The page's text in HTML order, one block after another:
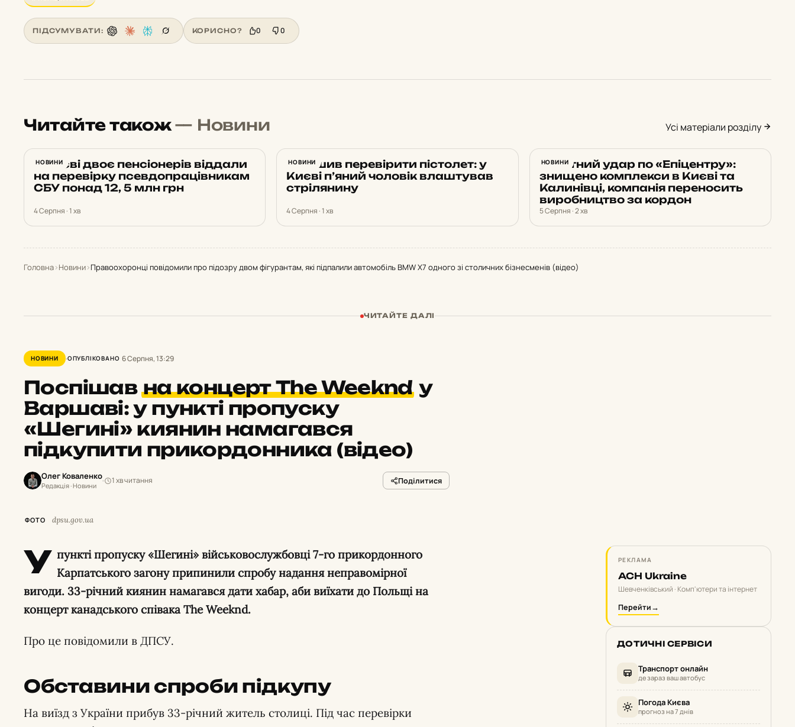
ПІДСУМУВАТИ: КОРИСНО? 0 0
Читайте також— Новини Усі матеріали розділу
НОВИНИ
У Києві двоє пенсіонерів віддали
на перевірку псевдопрацівникам
СБУ понад 12, 5 млн грн
4 Серпня · 1 хв
НОВИНИ
Вирішив перевірити пістолет: у
Києві п’яний чоловік влаштував
стрілянину
4 Серпня · 1 хв
НОВИНИ
Ракетний удар по «Епіцентру»:
знищено комплекси в Києві та
Калинівці, компанія переносить
виробництво за кордон
5 Серпня · 2 хв
Головна›Новини›Правоохоронці повідомили про підозру двом фігурантам, які підпалили автомобіль BMW X7 одного зі столичних бізнесменів (відео)
ЧИТАЙТЕ ДАЛІ
НОВИНИ ОПУБЛІКОВАНО 6 Серпня, 13:29
Поспішавна концерт The Weeknd у
Варшаві: у пункті пропуску
«Шегині» киянин намагався
підкупити прикордонника (відео)
Олег Коваленко
Редакція · Новини
1 хв читання Поділитися
ФОТО dpsu.gov.ua
У пункті пропуску «Шегині» військовослужбовці 7-го прикордонного
Карпатського загону припинили спробу надання неправомірної
вигоди. 33-річний киянин намагався дати хабар, аби виїхати до Польщі на
концерт канадського співака The Weeknd.
Про це повідомили в ДПСУ.
Обставини спроби підкупу
На виїзд з України прибув 33-річний житель столиці. Під час перевірки
РЕКЛАМА
ACH Ukraine
Шевченківський · Комп'ютери та інтернет
Перейти→
ДОТИЧНІ СЕРВІСИ
Транспорт онлайн
де зараз ваш автобус
Погода Києва
прогноз на 7 днів